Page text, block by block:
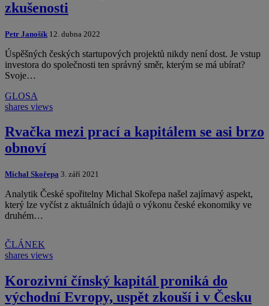
zkušenosti
Petr Janošík 12. dubna 2022
Úspěšných českých startupových projektů nikdy není dost. Je vstup
investora do společnosti ten správný směr, kterým se má ubírat?
Svoje…
GLOSA
shares views
Rvačka mezi prací a kapitálem se asi brzo
obnoví
Michal Skořepa 3. září 2021
Analytik České spořitelny Michal Skořepa našel zajímavý aspekt,
který lze vyčíst z aktuálních údajů o výkonu české ekonomiky ve
druhém…
ČLÁNEK
shares views
Korozivní čínský kapitál proniká do
východní Evropy, uspět zkouší i v Česku